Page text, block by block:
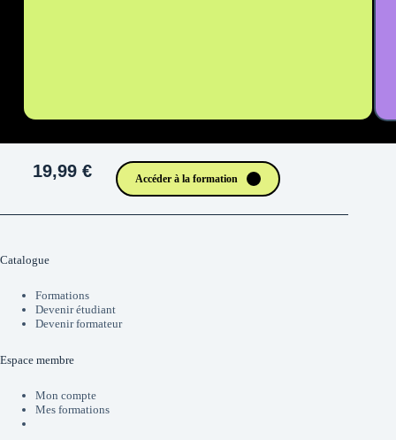
19,99 € Accéder à la formation
Catalogue
Formations
Devenir étudiant
Devenir formateur
Espace membre
Mon compte
Mes formations